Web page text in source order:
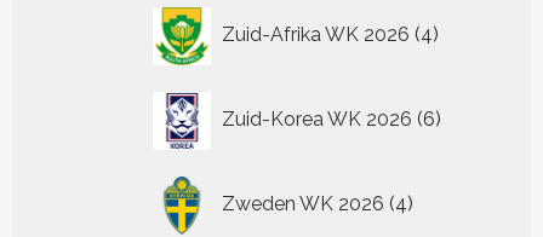
Zuid-Afrika WK 2026 4
producten
Zuid-Korea WK 2026 6
producten
Zweden WK 2026 4
producten